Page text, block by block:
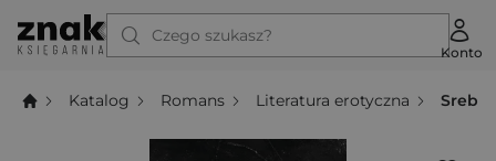
Czego szukasz?
Konto
Katalog Romans Literatura erotyczna